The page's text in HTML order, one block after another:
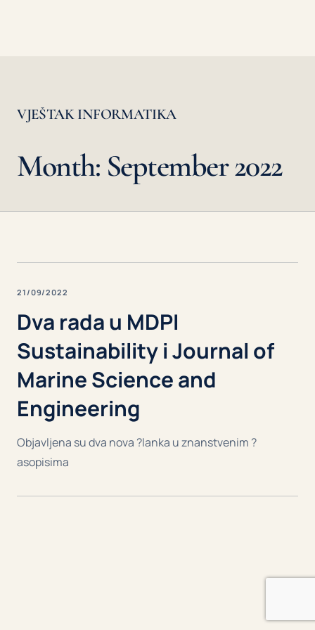
VJEŠTAK INFORMATIKA
Month: September 2022
21/09/2022
Dva rada u MDPI
Sustainability i Journal of
Marine Science and
Engineering
Objavljena su dva nova ?lanka u znanstvenim ?
asopisima